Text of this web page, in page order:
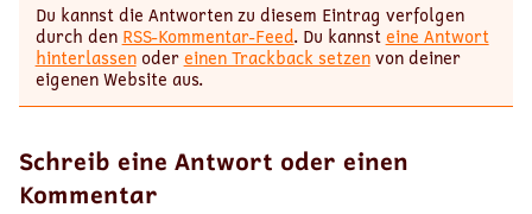
Du kannst die Antworten zu diesem Eintrag verfolgen
durch den RSS-Kommentar-Feed. Du kannsteine Antwort
hinterlassenodereinen Trackback setzenvon deiner
eigenen Website aus.
Schreib eine Antwort oder einen
Kommentar